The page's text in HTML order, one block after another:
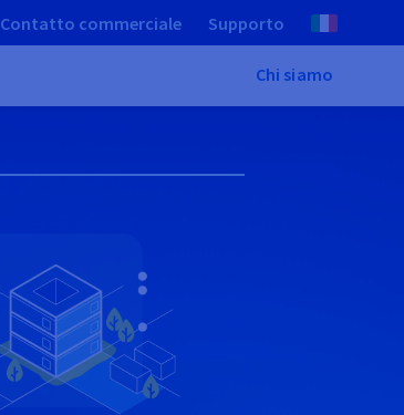
Contatto commerciale Supporto
Chi siamo